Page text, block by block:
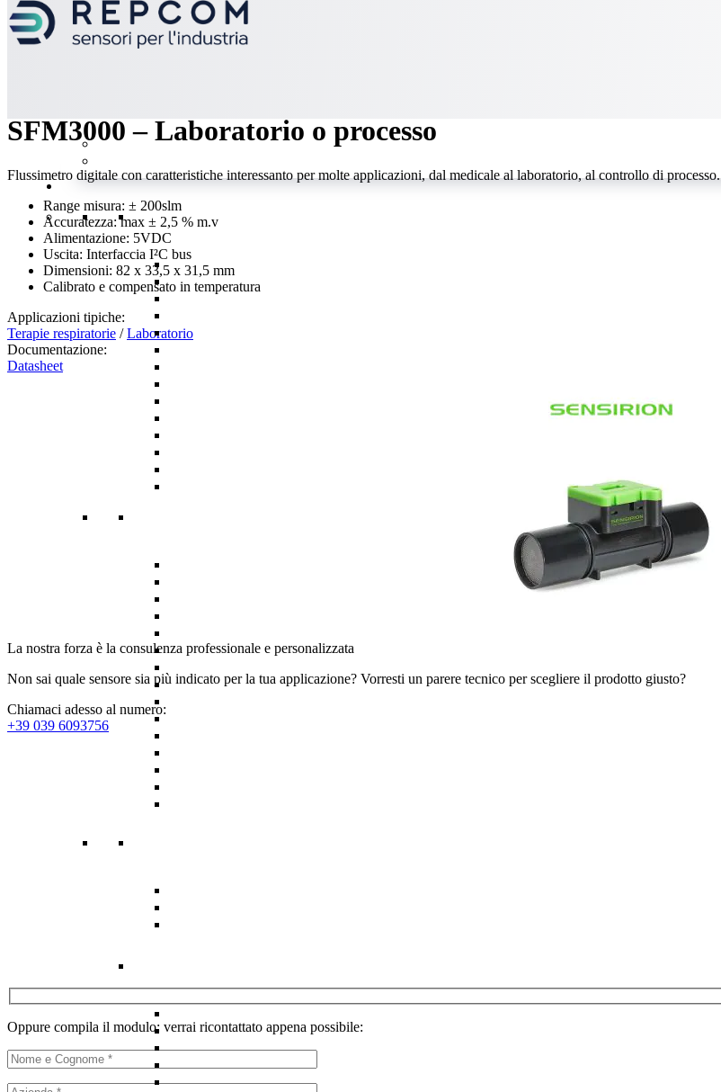
SFM3000 – Laboratorio o processo
Flussimetro digitale con caratteristiche interessanto per molte applicazioni, dal medicale al laboratorio, al controllo di processo.
Range misura: ± 200slm
Accuratezza: max ± 2,5 % m.v
Alimentazione: 5VDC
Uscita: Interfaccia I²C bus
Dimensioni: 82 x 33,5 x 31,5 mm
Calibrato e compensato in temperatura
Applicazioni tipiche:
Terapie respiratorie /Laboratorio
Documentazione:
Datasheet
La nostra forza è la consulenza professionale e personalizzata
Non sai quale sensore sia più indicato per la tua applicazione? Vorresti un parere tecnico per scegliere il prodotto giusto?
Chiamaci adesso al numero:
+39 039 6093756
Oppure compila il modulo: verrai ricontattato appena possibile: